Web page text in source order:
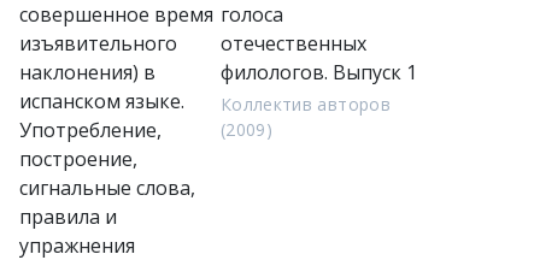
совершенное время
изъявительного
наклонения) в
испанском языке.
Употребление,
построение,
сигнальные слова,
правила и
упражнения
голоса
отечественных
филологов. Выпуск 1
Коллектив авторов
(2009)